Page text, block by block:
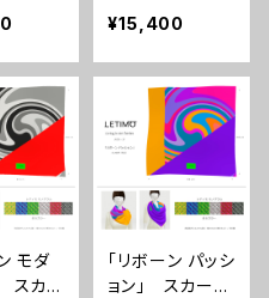
■配
間
フ ■配送まで
3週間
¥15,400
モダ
スカー
「リボーン パッシ
ョン」 スカー